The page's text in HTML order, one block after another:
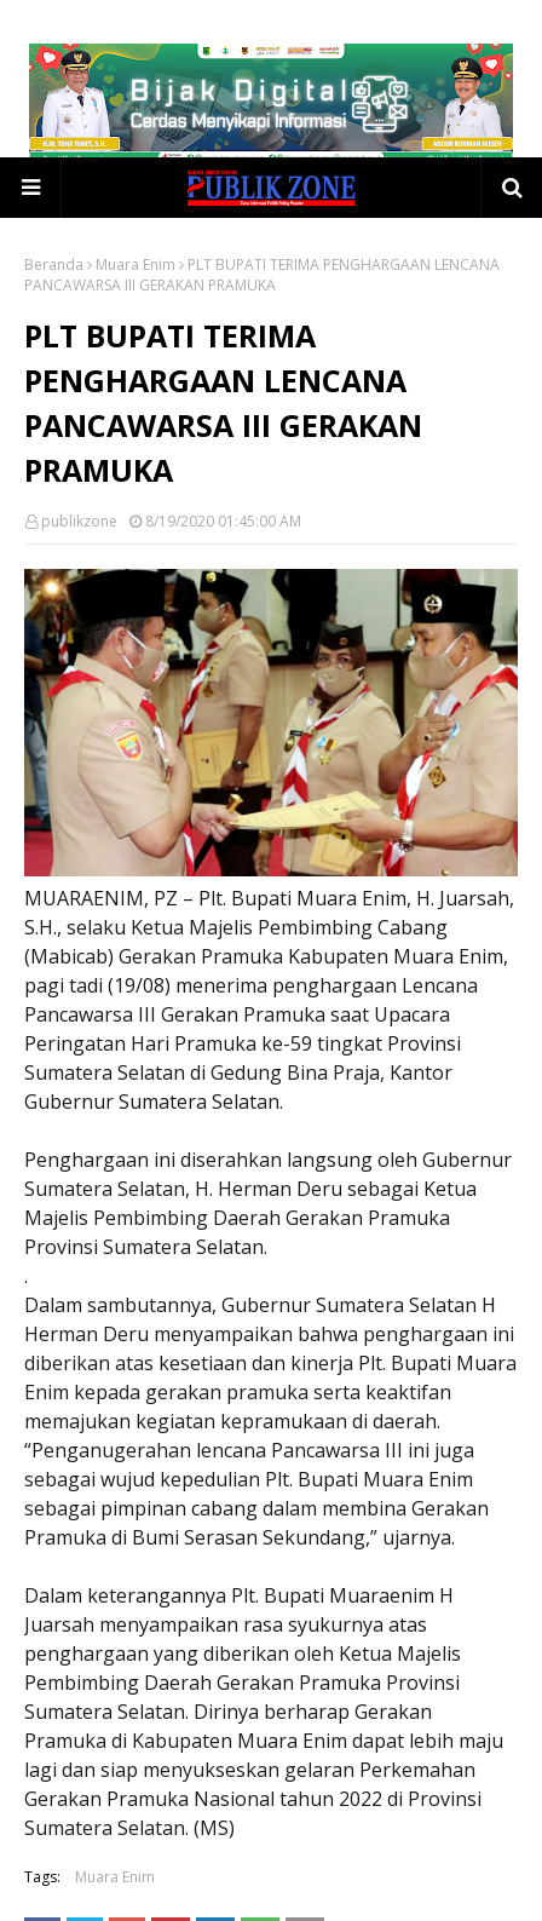
Beranda Muara Enim
PLT BUPATI TERIMA PENGHARGAAN LENCANA
PANCAWARSA III GERAKAN PRAMUKA
PLT BUPATI TERIMA
PENGHARGAAN LENCANA
PANCAWARSA III GERAKAN
PRAMUKA
publikzone 8/19/2020 01:45:00 AM
MUARAENIM, PZ – Plt. Bupati Muara Enim, H. Juarsah,
S.H., selaku Ketua Majelis Pembimbing Cabang
(Mabicab) Gerakan Pramuka Kabupaten Muara Enim,
pagi tadi (19/08) menerima penghargaan Lencana
Pancawarsa III Gerakan Pramuka saat Upacara
Peringatan Hari Pramuka ke-59 tingkat Provinsi
Sumatera Selatan di Gedung Bina Praja, Kantor
Gubernur Sumatera Selatan.
Penghargaan ini diserahkan langsung oleh Gubernur
Sumatera Selatan, H. Herman Deru sebagai Ketua
Majelis Pembimbing Daerah Gerakan Pramuka
Provinsi Sumatera Selatan.
.
Dalam sambutannya, Gubernur Sumatera Selatan H
Herman Deru menyampaikan bahwa penghargaan ini
diberikan atas kesetiaan dan kinerja Plt. Bupati Muara
Enim kepada gerakan pramuka serta keaktifan
memajukan kegiatan kepramukaan di daerah.
“Penganugerahan lencana Pancawarsa III ini juga
sebagai wujud kepedulian Plt. Bupati Muara Enim
sebagai pimpinan cabang dalam membina Gerakan
Pramuka di Bumi Serasan Sekundang,” ujarnya.
Dalam keterangannya Plt. Bupati Muaraenim H
Juarsah menyampaikan rasa syukurnya atas
penghargaan yang diberikan oleh Ketua Majelis
Pembimbing Daerah Gerakan Pramuka Provinsi
Sumatera Selatan. Dirinya berharap Gerakan
Pramuka di Kabupaten Muara Enim dapat lebih maju
lagi dan siap menyukseskan gelaran Perkemahan
Gerakan Pramuka Nasional tahun 2022 di Provinsi
Sumatera Selatan. (MS)
Tags: Muara Enim